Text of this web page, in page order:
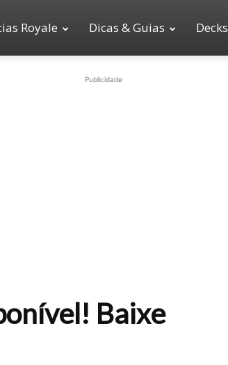
Royale Dicas & Guias Decks
Publicidade
Baixe